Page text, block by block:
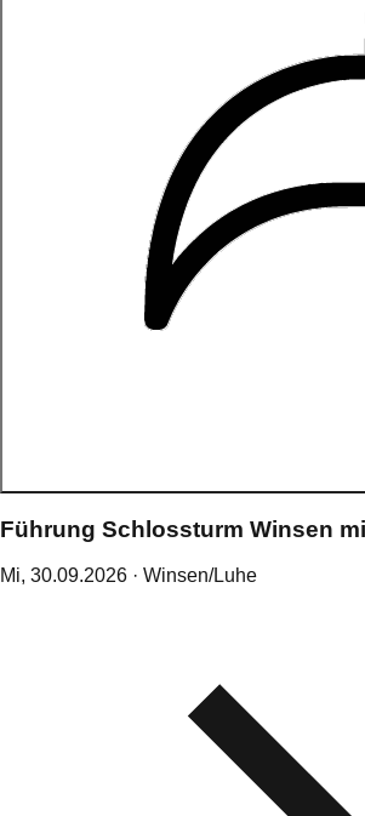
Führung Schlossturm Winsen
Mi, 30.09.2026 · Winsen/Luhe